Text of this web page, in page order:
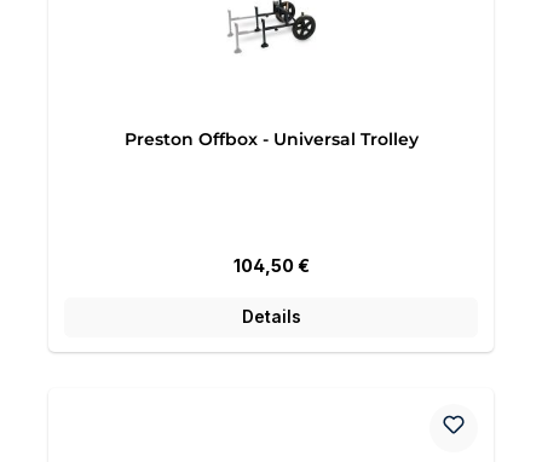
Preston Offbox - Universal Trolley
Regulärer Preis:
104,50 €
Details